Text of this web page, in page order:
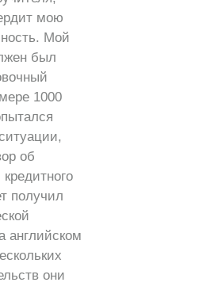
мою
Мой
был
1000
об
получил
английском
они